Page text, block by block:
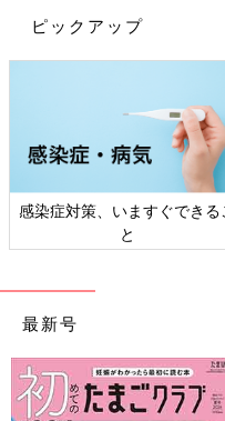
ピックアップ
感染症対策、いますぐできるこ
と
最新号